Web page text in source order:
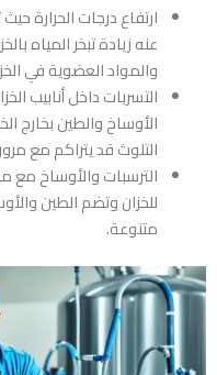
ارتفاع درجات الحرارة
عنه زيادة تبخر المياه
والمواد العضوية في
التسربات داخل أنابيب
الأوساخ والطين بخارج
التلوث قد يتراكم مع
الترسبات والأوساخ مع
للخزان وتضم الطين
متنوعة.